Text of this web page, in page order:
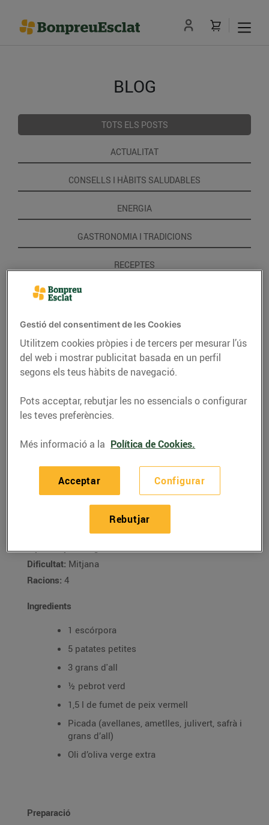
BLOG
TOTS ELS POSTS
ACTUALITAT
CONSELLS I HÀBITS SALUDABLES
ENERGIA
GASTRONOMIA I TRADICIONS
RECEPTES
RECEPTES
Videorecepta de Suquet
d'escórpora
Tipus de plat:Segon
Dificultat: Mitjana
Racions: 4
Ingredients
1 escórpora
5 patates petites
3 grans d'all
½ pebrot verd
1,5 l de fumet de peix vermell
Picada (avellanes, ametlles, julivert, safrà i
grans d’all)
Oli d’oliva verge extra
Preparació
Gestió del consentiment de les Cookies
Utilitzem cookies pròpies i de tercers per mesurar l’ús
del web i mostrar publicitat basada en un perfil
segons els teus hàbits de navegació.
Pots acceptar, rebutjar les no essencials o configurar
les teves preferències.
Més informació a la Política de Cookies.
Configurar
Rebutjar
Acceptar